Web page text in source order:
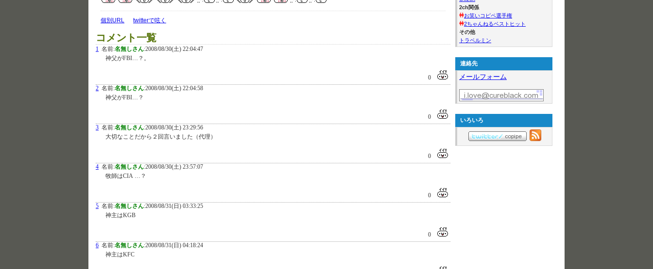
個別URL twitterで呟く
コメント一覧
1 名前:名無しさん:2008/08/30(土) 22:04:47
神父がFBI…？。
0
2 名前:名無しさん:2008/08/30(土) 22:04:58
神父がFBI…？
0
3 名前:名無しさん:2008/08/30(土) 23:29:56
大切なことだから２回言いました（代理）
0
4 名前:名無しさん:2008/08/30(土) 23:57:07
牧師はCIA …？
0
5 名前:名無しさん:2008/08/31(日) 03:33:25
神主はKGB
0
6 名前:名無しさん:2008/08/31(日) 04:18:24
神主はKFC
2ch関係
お笑いコピペ選手権
2ちゃんねるベストヒット
その他
トラベルミン
連絡先
メールフォーム
いろいろ